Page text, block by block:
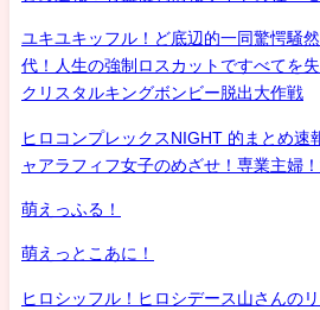
ユキユキッフル！ど底辺的一同驚愕騒
代！人生の強制ロスカットですべてを
クリスタルキングボンビー脱出大作戦
ヒロコンプレックスNIGHT 的まとめ速
ャアラフィフ女子のめざせ！専業主婦
萌えっふる！
萌えっとこあに！
ヒロシッフル！ヒロシデース山さんの